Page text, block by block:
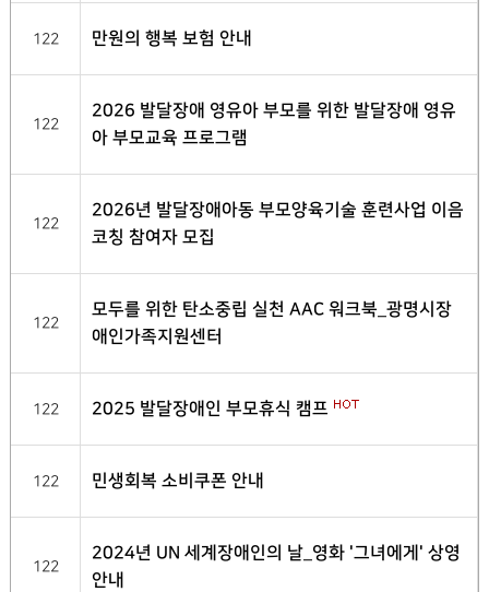
122 만원의 행복 보험 안내
122
2026 발달장애 영유아 부모를 위한 발달장애 영유
아 부모교육 프로그램
122
2026년 발달장애아동 부모양육기술 훈련사업 이음
코칭 참여자 모집
122
모두를 위한 탄소중립 실천 AAC 워크북_광명시장
애인가족지원센터
122 2025 발달장애인 부모휴식 캠프
122 민생회복 소비쿠폰 안내
122
2024년 UN 세계장애인의 날_영화 '그녀에게' 상영
안내